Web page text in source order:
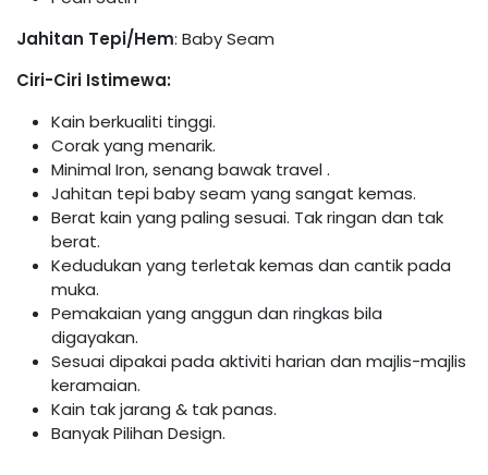
Jahitan Tepi/Hem: Baby Seam
Ciri-Ciri Istimewa:
Kain berkualiti tinggi.
Corak yang menarik.
Minimal Iron, senang bawak travel .
Jahitan tepi baby seam yang sangat kemas.
Berat kain yang paling sesuai. Tak ringan dan tak
berat.
Kedudukan yang terletak kemas dan cantik pada
muka.
Pemakaian yang anggun dan ringkas bila
digayakan.
Sesuai dipakai pada aktiviti harian dan majlis-majlis
keramaian.
Kain tak jarang & tak panas.
Banyak Pilihan Design.